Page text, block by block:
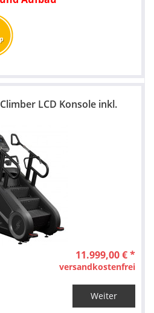
LCD Konsole inkl.
11.999,00 € *
versandkostenfrei
Weiter